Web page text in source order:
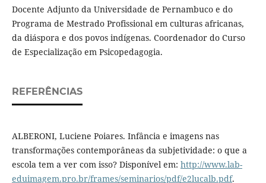
Docente Adjunto da Universidade de Pernambuco e do
Programa de Mestrado Profissional em culturas africanas,
da diáspora e dos povos indígenas. Coordenador do Curso
de Especialização em Psicopedagogia.
REFERÊNCIAS
ALBERONI, Luciene Poiares. Infância e imagens nas
transformações contemporâneas da subjetividade: o que a
escola tem a ver com isso? Disponível em: http://www.lab-
eduimagem.pro.br/frames/seminarios/pdf/e2lucalb.pdf.